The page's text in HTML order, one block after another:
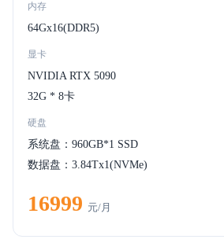
内存
64Gx16(DDR5)
显卡
NVIDIA RTX 5090
32G * 8卡
硬盘
系统盘：960GB*1 SSD
数据盘：3.84Tx1(NVMe)
16999 元/月